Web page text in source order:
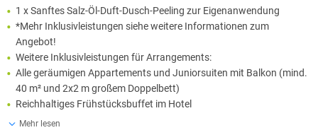
1 x Sanftes Salz-Öl-Duft-Dusch-Peeling zur Eigenanwendung
*Mehr Inklusivleistungen siehe weitere Informationen zum
Angebot!
Weitere Inklusivleistungen für Arrangements:
Alle geräumigen Appartements und Juniorsuiten mit Balkon (mind.
40 m² und 2x2 m großem Doppelbett)
Reichhaltiges Frühstücksbuffet im Hotel
Mehr lesen